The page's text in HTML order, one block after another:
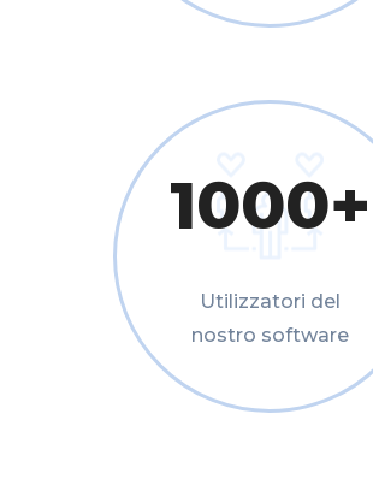
1000+
Utilizzatori del
nostro software